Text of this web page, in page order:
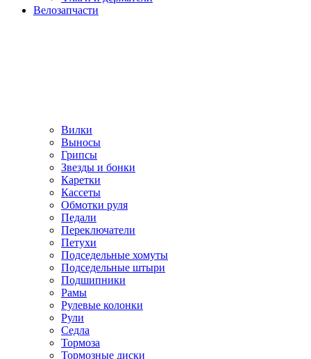
Велозапчасти
Вилки
Выносы
Грипсы
Звезды и бонки
Каретки
Кассеты
Обмотки руля
Педали
Переключатели
Петухи
Подседельные хомуты
Подседельные штыри
Подшипники
Рамы
Рулевые колонки
Рули
Седла
Тормоза
Тормозные диски